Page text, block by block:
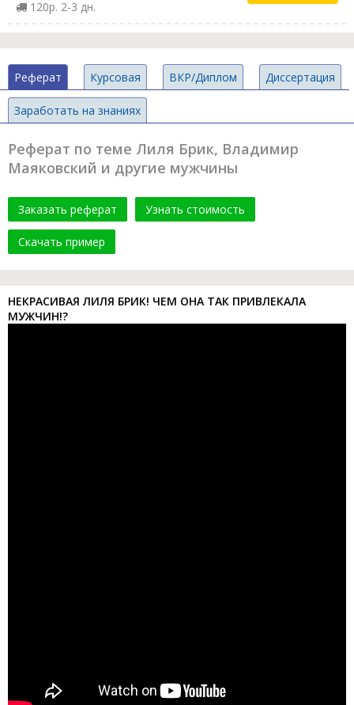
120р. 2-3 дн.
Реферат Курсовая ВКР/Диплом Диссертация
Заработать на знаниях
Реферат по теме Лиля Брик, Владимир
Маяковский и другие мужчины
Заказать реферат Узнать стоимость
Скачать пример
НЕКРАСИВАЯ ЛИЛЯ БРИК! ЧЕМ ОНА ТАК ПРИВЛЕКАЛА
МУЖЧИН!?